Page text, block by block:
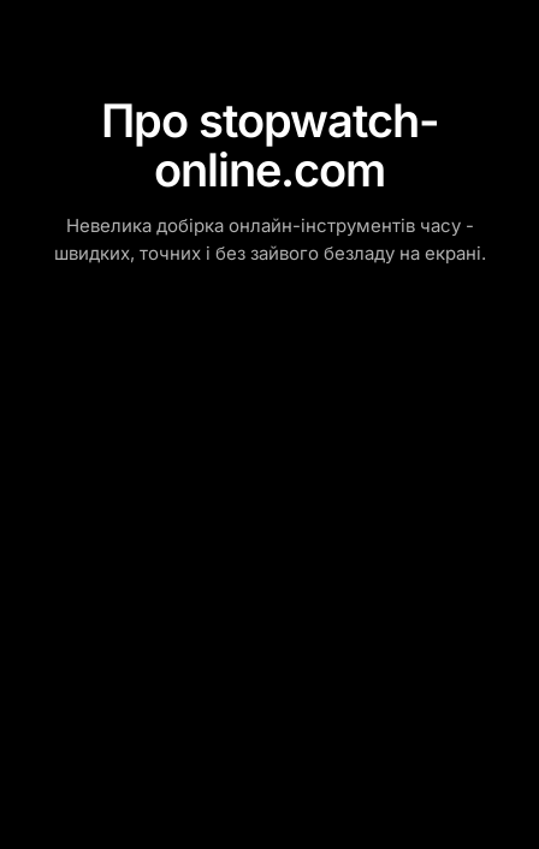
Про stopwatch-
online.com
Невелика добірка онлайн-інструментів часу -
швидких, точних і без зайвого безладу на екрані.